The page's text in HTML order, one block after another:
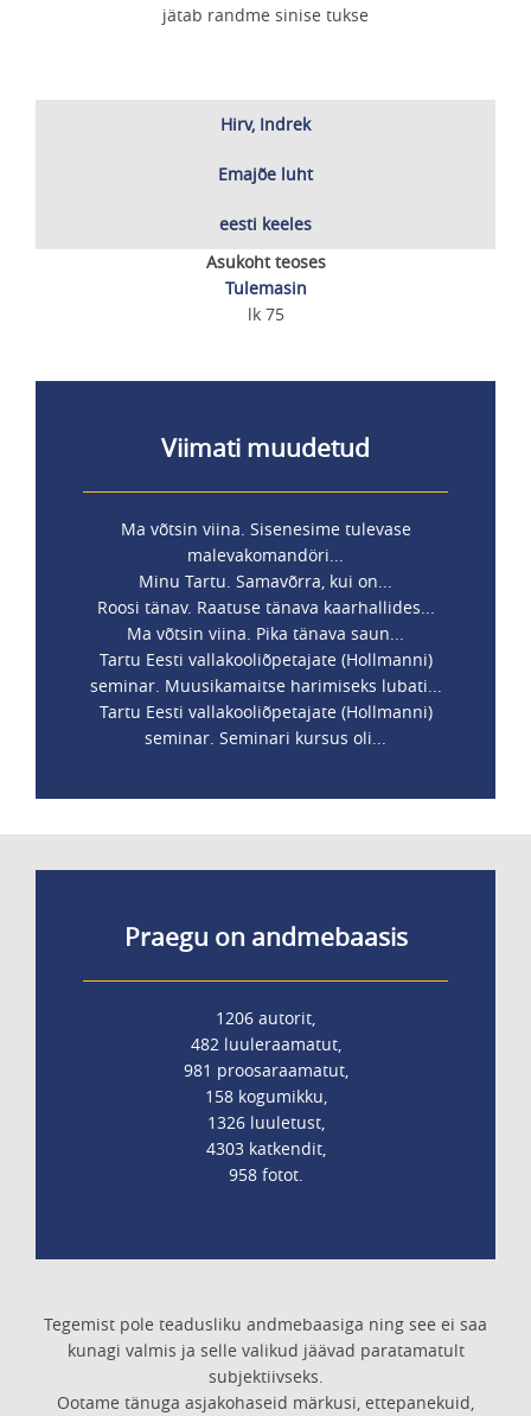
jätab randme sinise tukse
Hirv, Indrek
Emajõe luht
eesti keeles
Asukoht teoses
Tulemasin
lk 75
Viimati muudetud
Ma võtsin viina. Sisenesime tulevase
malevakomandöri...
Minu Tartu. Samavõrra, kui on...
Roosi tänav. Raatuse tänava kaarhallides...
Ma võtsin viina. Pika tänava saun...
Tartu Eesti vallakooliõpetajate (Hollmanni)
seminar. Muusikamaitse harimiseks lubati...
Tartu Eesti vallakooliõpetajate (Hollmanni)
seminar. Seminari kursus oli...
Praegu on andmebaasis
1206 autorit,
482 luuleraamatut,
981 proosaraamatut,
158 kogumikku,
1326 luuletust,
4303 katkendit,
958 fotot.
Tegemist pole teadusliku andmebaasiga ning see ei saa
kunagi valmis ja selle valikud jäävad paratamatult
subjektiivseks.
Ootame tänuga asjakohaseid märkusi, ettepanekuid,